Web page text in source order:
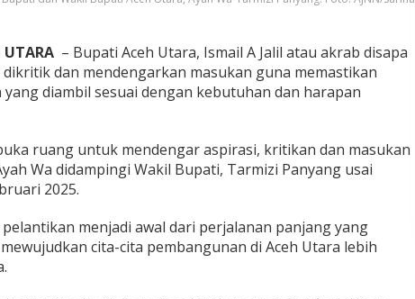
– Bupati Aceh Utara, Ismail A Jalil atau akrab disapa
dikritik dan mendengarkan masukan guna memastikan
diambil sesuai dengan kebutuhan dan harapan
ruang untuk mendengar aspirasi, kritikan dan masukan
Wa didampingi Wakil Bupati, Tarmizi Panyang usai
2025.
menjadi awal dari perjalanan panjang yang
cita-cita pembangunan di Aceh Utara lebih